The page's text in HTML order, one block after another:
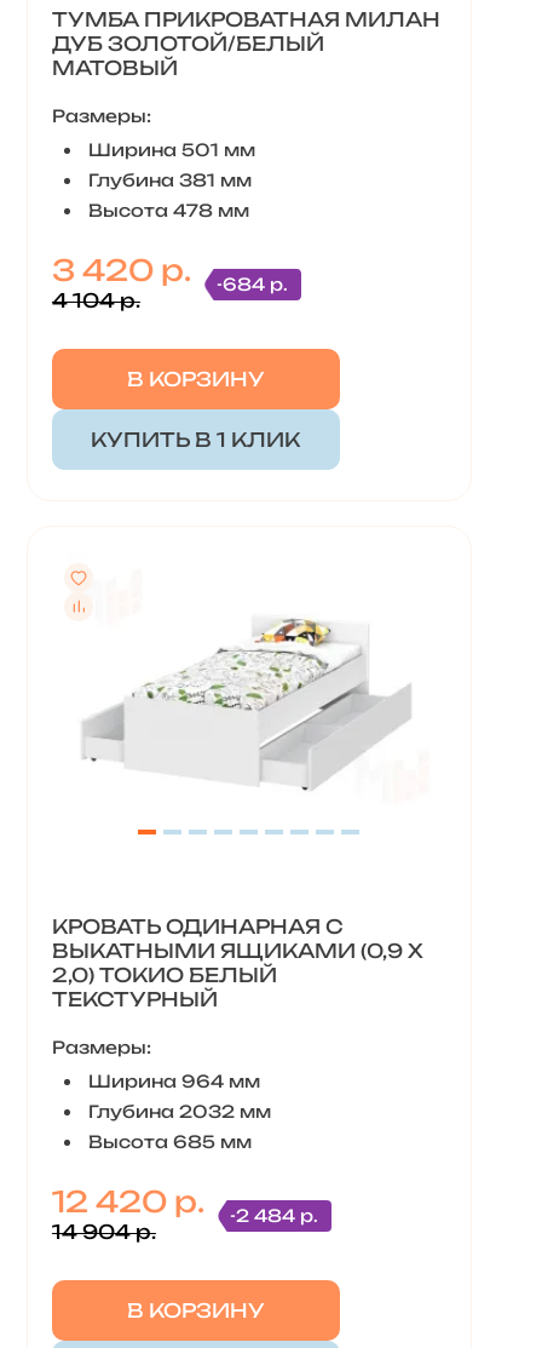
ТУМБА ПРИКРОВАТНАЯ МИЛАН
ДУБ ЗОЛОТОЙ/БЕЛЫЙ
МАТОВЫЙ
Размеры:
Ширина 501 мм
Глубина 381 мм
Высота 478 мм
3 420 р.
4 104 р.
-684 р.
В КОРЗИНУ
КУПИТЬ В 1 КЛИК
КРОВАТЬ ОДИНАРНАЯ С
ВЫКАТНЫМИ ЯЩИКАМИ (0,9 X
2,0) ТОКИО БЕЛЫЙ
ТЕКСТУРНЫЙ
Размеры:
Ширина 964 мм
Глубина 2032 мм
Высота 685 мм
12 420 р.
14 904 р.
-2 484 р.
В КОРЗИНУ